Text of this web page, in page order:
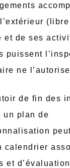
et de ses
puissent
ne
de fin des
un plan de
calendrier
et